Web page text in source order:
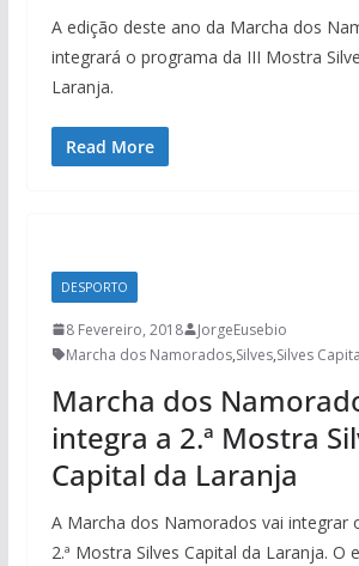
A edição deste ano da Marcha dos
integrará o programa da III Mostra
Laranja.
Read More
DESPORTO
8 Fevereiro, 2018
JorgeEusebio
Marcha dos Namorados,Silves,Silves
Marcha dos
integra a 2.ª Mostra
Capital da Laranja
A Marcha dos Namorados vai integrar
2.ª Mostra Silves Capital da Laranja. O